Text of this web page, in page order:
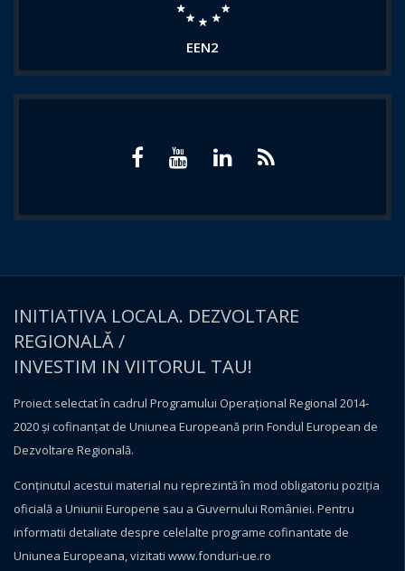
EEN2
INITIATIVA LOCALA. DEZVOLTARE
REGIONALĂ /
INVESTIM IN VIITORUL TAU!
Proiect selectat în cadrul Programului Operațional Regional 2014-
2020 și cofinanțat de Uniunea Europeană prin Fondul European de
Dezvoltare Regională.
Conţinutul acestui material nu reprezintă în mod obligatoriu poziţia
oficială a Uniunii Europene sau a Guvernului României. Pentru
informatii detaliate despre celelalte programe cofinantate de
Uniunea Europeana, vizitati www.fonduri-ue.ro